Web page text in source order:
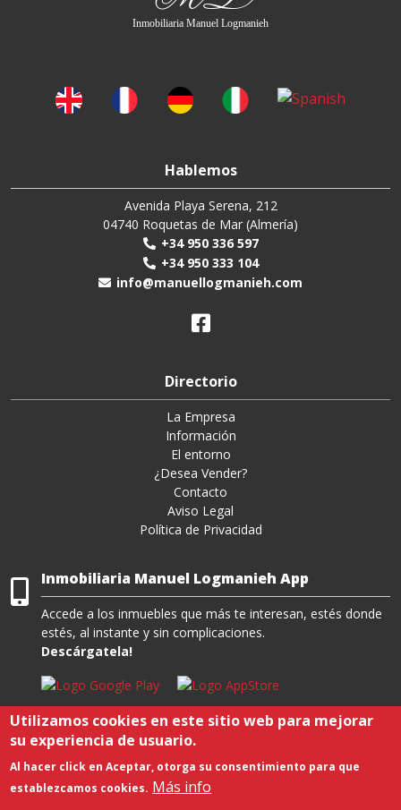
Inmobiliaria Manuel Logmanieh
Hablemos
Avenida Playa Serena, 212
04740 Roquetas de Mar (Almería)
+34 950 336 597
+34 950 333 104
info@manuellogmanieh.com
Directorio
La Empresa
Información
El entorno
¿Desea Vender?
Contacto
Aviso Legal
Política de Privacidad
Inmobiliaria Manuel Logmanieh App
Accede a los inmuebles que más te interesan, estés donde
estés, al instante y sin complicaciones.
Descárgatela!
Viviendas en Residencial Pueblo Andaluz
Viviendas en Urbanización Playa
Serena Sur-Apartamentos en Roquetas de Mar
Utilizamos cookies en este sitio web para mejorar
su experiencia de usuario.
Al hacer click en Aceptar, otorga su consentimiento para que
establezcamos cookies. Más info